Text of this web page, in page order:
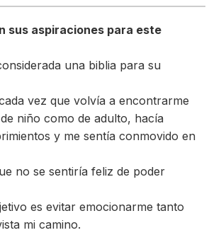
sus aspiraciones para este
una biblia para su
vez que volvía a encontrarme
niño como de adulto, hacía
y me sentía conmovido en
no se sentiría feliz de poder
es evitar emocionarme tanto
mi camino.